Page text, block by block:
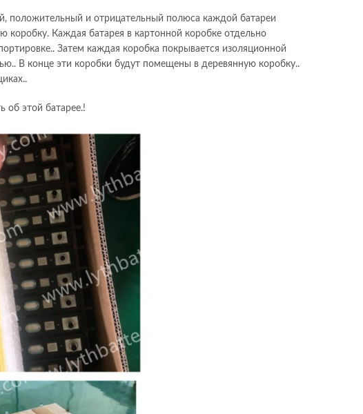
положительный и отрицательный полюса каждой батареи
коробку. Каждая батарея в картонной коробке отдельно
Затем каждая коробка покрывается изоляционной
В конце эти коробки будут помещены в деревянную коробку..
об этой батарее.!